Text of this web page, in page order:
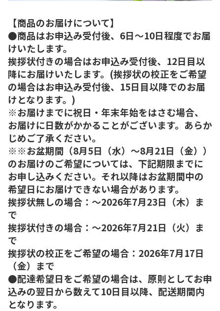
【商品のお届けについて】
●商品はお申込み受付後、6日～10日程度でお届
けいたします。
挨拶状付きの場合はお申込み受付後、12日目以
降にお届けいたします。(挨拶状の校正をご希望
の場合はお申込み受付後、15日目以降でのお届
けとなります。)
※お届けまでに祝日・年末年始をはさむ場合、
お届けに日数がかかることがございます。あらか
じめご了承ください。
※※お盆期間（8月5日（水）～8月21日（金））
のお届けのご希望については、下記期限までに
お申し込みください。それ以降はお盆期間中の
希望日にお届けできない場合があります。
挨拶状無しの場合：～2026年7月23日（木）ま
で
挨拶状付きの場合：～2026年7月21日（火）ま
で
挨拶状の校正をご希望の場合：2026年7月17日
（金）まで
●配達希望日をご希望の場合は、原則としてお申
込みの翌日から数えて10日目以降、配送期間内
となります。